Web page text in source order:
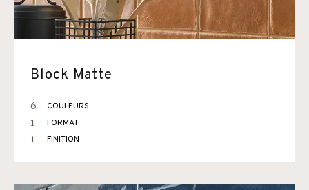
Block Matte
6 COULEURS
1 FORMAT
1 FINITION